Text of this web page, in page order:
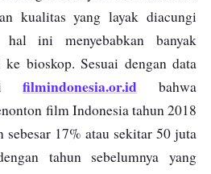
kualitas yang layak diacungi
ini menyebabkan banyak
bioskop. Sesuai dengan data
filmindonesia.or.id bahwa
film Indonesia tahun 2018
sebesar 17% atau sekitar 50 juta
tahun sebelumnya yang